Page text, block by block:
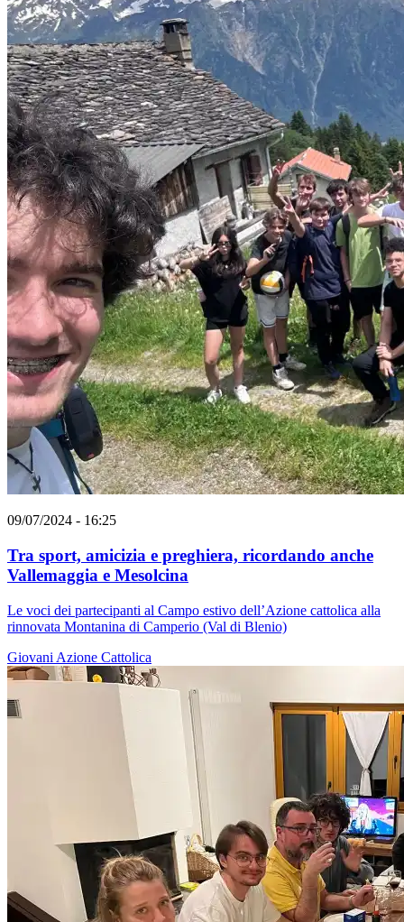
09/07/2024 - 16:25
Tra sport, amicizia e preghiera, ricordando anche
Vallemaggia e Mesolcina
Le voci dei partecipanti al Campo estivo dell’Azione cattolica alla
rinnovata Montanina di Camperio (Val di Blenio)
Giovani Azione Cattolica